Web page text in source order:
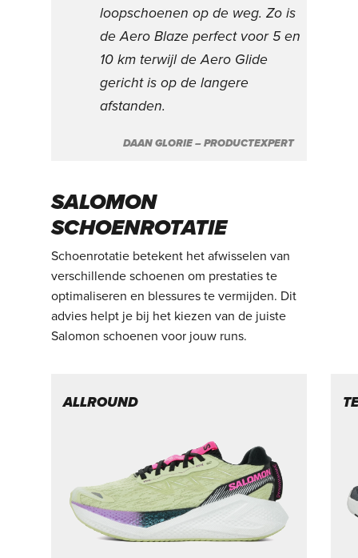
loopschoenen op de weg. Zo is
de Aero Blaze perfect voor 5 en
10 km terwijl de Aero Glide
gericht is op de langere
afstanden.
DAAN GLORIE – PRODUCTEXPERT
SALOMON
SCHOENROTATIE
Schoenrotatie betekent het afwisselen van
verschillende schoenen om prestaties te
optimaliseren en blessures te vermijden. Dit
advies helpt je bij het kiezen van de juiste
Salomon schoenen voor jouw runs.
ALLROUND